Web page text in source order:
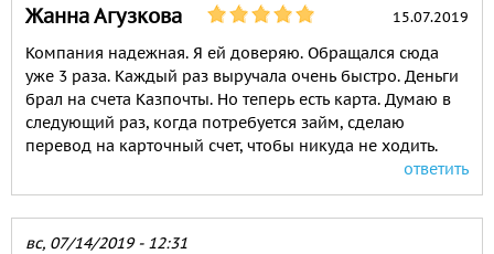
Жанна Агузкова 15.07.2019
Компания надежная. Я ей доверяю. Обращался сюда
уже 3 раза. Каждый раз выручала очень быстро. Деньги
брал на счета Казпочты. Но теперь есть карта. Думаю в
следующий раз, когда потребуется займ, сделаю
перевод на карточный счет, чтобы никуда не ходить.
ответить
вс, 07/14/2019 - 12:31